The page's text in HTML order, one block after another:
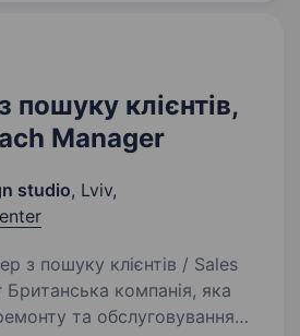
клієнтів,
Manager
studio, Lviv,
компанія, яка
та обслуговування